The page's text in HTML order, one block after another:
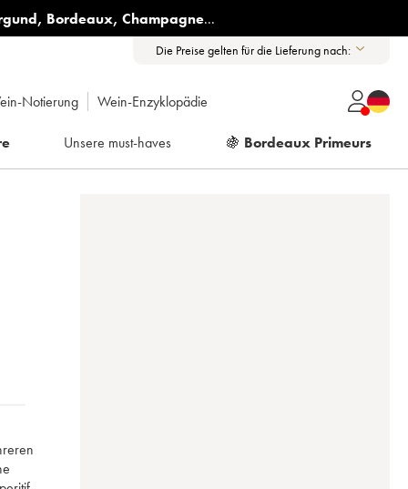
, Bordeaux, Champagne...
Die Preise gelten für die Lieferung nach:
Notierung Wein-Enzyklopädie
Unsere must-haves 🍇 Bordeaux Primeurs